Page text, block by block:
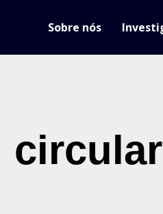
Sobre nós